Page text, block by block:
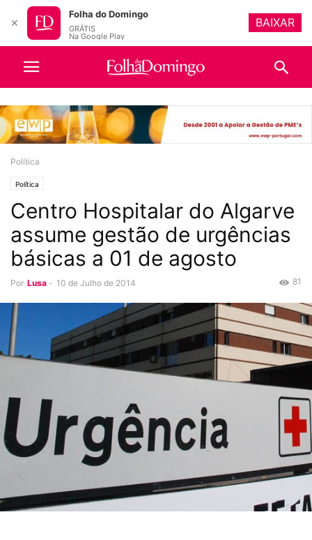
Política
Política
Centro Hospitalar do Algarve
assume gestão de urgências
básicas a 01 de agosto
Por Lusa - 10 de Julho de 2014 81
✕
Folha do Domingo
GRÁTIS
Na Google Play
BAIXAR